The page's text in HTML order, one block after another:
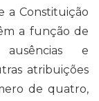
a Constituição
a função de
e
atribuições
de quatro,